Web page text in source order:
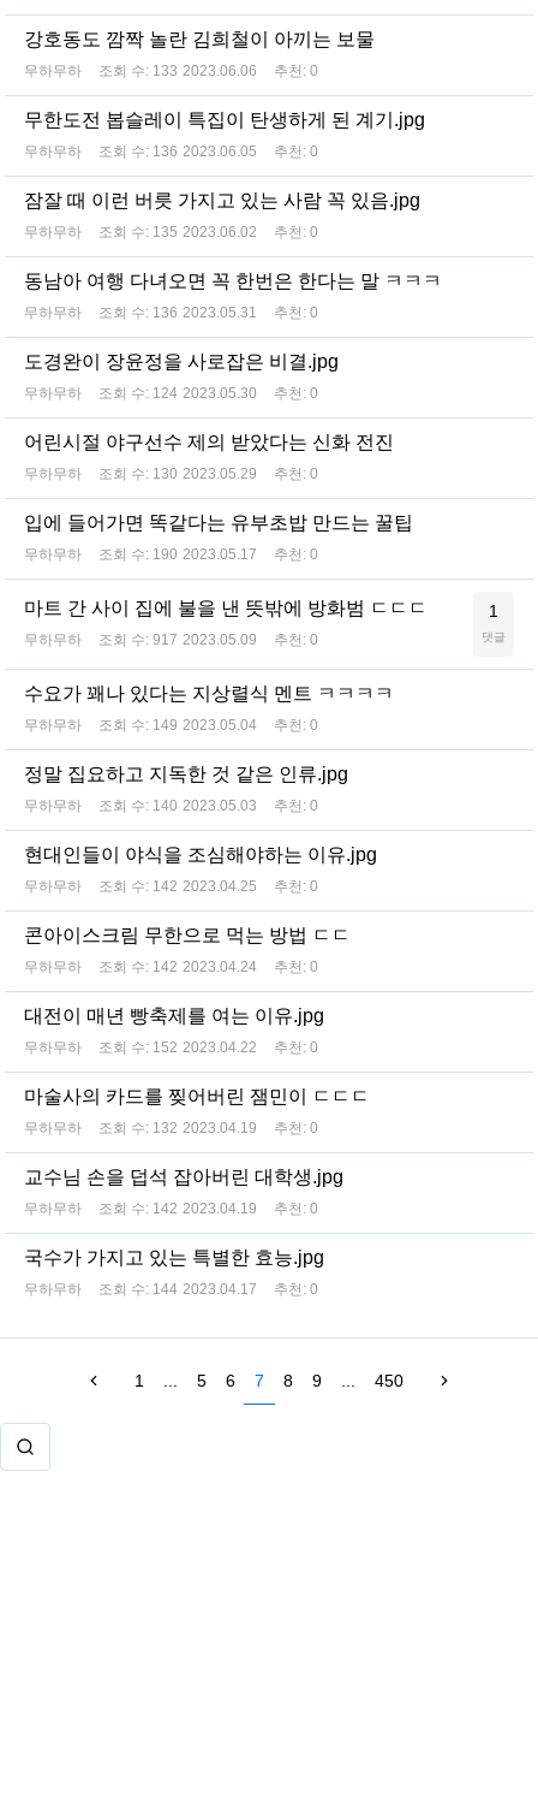
강호동도 깜짝 놀란 김희철이 아끼는 보물
무하무하 조회 수: 133 2023.06.06 추천: 0
무한도전 봅슬레이 특집이 탄생하게 된 계기.jpg
무하무하 조회 수: 136 2023.06.05 추천: 0
잠잘 때 이런 버릇 가지고 있는 사람 꼭 있음.jpg
무하무하 조회 수: 135 2023.06.02 추천: 0
동남아 여행 다녀오면 꼭 한번은 한다는 말 ㅋㅋㅋ
무하무하 조회 수: 136 2023.05.31 추천: 0
도경완이 장윤정을 사로잡은 비결.jpg
무하무하 조회 수: 124 2023.05.30 추천: 0
어린시절 야구선수 제의 받았다는 신화 전진
무하무하 조회 수: 130 2023.05.29 추천: 0
입에 들어가면 똑같다는 유부초밥 만드는 꿀팁
무하무하 조회 수: 190 2023.05.17 추천: 0
마트 간 사이 집에 불을 낸 뜻밖에 방화범 ㄷㄷㄷ
무하무하 조회 수: 917 2023.05.09 추천: 0
1
댓글
수요가 꽤나 있다는 지상렬식 멘트 ㅋㅋㅋㅋ
무하무하 조회 수: 149 2023.05.04 추천: 0
정말 집요하고 지독한 것 같은 인류.jpg
무하무하 조회 수: 140 2023.05.03 추천: 0
현대인들이 야식을 조심해야하는 이유.jpg
무하무하 조회 수: 142 2023.04.25 추천: 0
콘아이스크림 무한으로 먹는 방법 ㄷㄷ
무하무하 조회 수: 142 2023.04.24 추천: 0
대전이 매년 빵축제를 여는 이유.jpg
무하무하 조회 수: 152 2023.04.22 추천: 0
마술사의 카드를 찢어버린 잼민이 ㄷㄷㄷ
무하무하 조회 수: 132 2023.04.19 추천: 0
교수님 손을 덥석 잡아버린 대학생.jpg
무하무하 조회 수: 142 2023.04.19 추천: 0
국수가 가지고 있는 특별한 효능.jpg
무하무하 조회 수: 144 2023.04.17 추천: 0
1 5 6 7 8 9 450